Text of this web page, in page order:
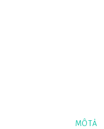
MÔ TẢ